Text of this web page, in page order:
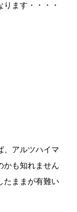
ます・・・・
、アルツハイマ
も知れません
たままが有難い